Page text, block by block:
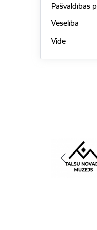
Pašvaldības
Veselība
Vide